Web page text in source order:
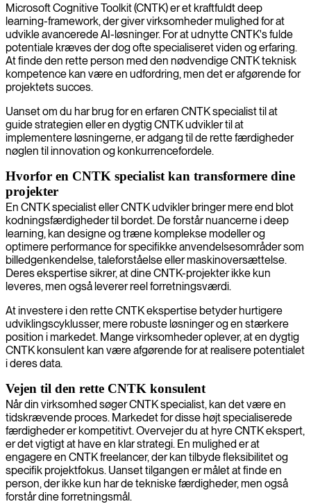
Microsoft Cognitive Toolkit (CNTK) er et kraftfuldt deep
learning-framework, der giver virksomheder mulighed for at
udvikle avancerede AI-løsninger. For at udnytte CNTK's fulde
potentiale kræves der dog ofte specialiseret viden og erfaring.
At finde den rette person med den nødvendige CNTK teknisk
kompetence kan være en udfordring, men det er afgørende for
projektets succes.
Uanset om du har brug for en erfaren CNTK specialist til at
guide strategien eller en dygtig CNTK udvikler til at
implementere løsningerne, er adgang til de rette færdigheder
nøglen til innovation og konkurrencefordele.
Hvorfor en CNTK specialist kan transformere dine
projekter
En CNTK specialist eller CNTK udvikler bringer mere end blot
kodningsfærdigheder til bordet. De forstår nuancerne i deep
learning, kan designe og træne komplekse modeller og
optimere performance for specifikke anvendelsesområder som
billedgenkendelse, taleforståelse eller maskinoversættelse.
Deres ekspertise sikrer, at dine CNTK-projekter ikke kun
leveres, men også leverer reel forretningsværdi.
At investere i den rette CNTK ekspertise betyder hurtigere
udviklingscyklusser, mere robuste løsninger og en stærkere
position i markedet. Mange virksomheder oplever, at en dygtig
CNTK konsulent kan være afgørende for at realisere potentialet
i deres data.
Vejen til den rette CNTK konsulent
Når din virksomhed søger CNTK specialist, kan det være en
tidskrævende proces. Markedet for disse højt specialiserede
færdigheder er kompetitivt. Overvejer du at hyre CNTK ekspert,
er det vigtigt at have en klar strategi. En mulighed er at
engagere en CNTK freelancer, der kan tilbyde fleksibilitet og
specifik projektfokus. Uanset tilgangen er målet at finde en
person, der ikke kun har de tekniske færdigheder, men også
forstår dine forretningsmål.